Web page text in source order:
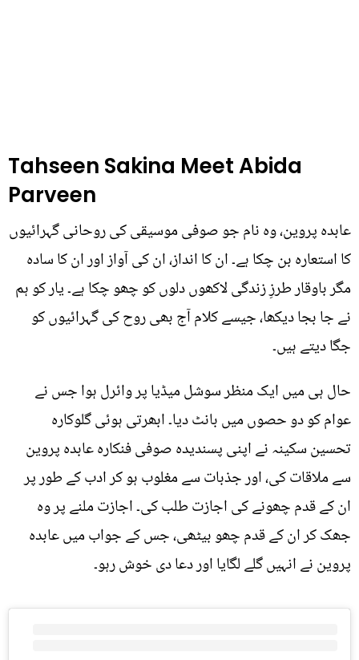
Tahseen Sakina Meet Abida
Parveen
عابدہ پروین، وہ نام جو صوفی موسیقی کی روحانی گہرائیوں
کا استعارہ بن چکا ہے۔ ان کا انداز، ان کی آواز اور ان کا سادہ
مگر باوقار طرزِ زندگی لاکھوں دلوں کو چھو چکا ہے۔ یار کو ہم
نے جا بجا دیکھا، جیسے کلام آج بھی روح کی گہرائیوں کو
جگا دیتے ہیں۔
حال ہی میں ایک منظر سوشل میڈیا پر وائرل ہوا جس نے
عوام کو دو حصوں میں بانٹ دیا۔ ابھرتی ہوئی گلوکارہ
تحسین سکینہ نے اپنی پسندیدہ صوفی فنکارہ عابدہ پروین
سے ملاقات کی، اور جذبات سے مغلوب ہو کر ادب کے طور پر
ان کے قدم چھونے کی اجازت طلب کی۔ اجازت ملنے پر وہ
جھک کر ان کے قدم چھو بیٹھی، جس کے جواب میں عابدہ
پروین نے انہیں گلے لگایا اور دعا دی خوش رہو۔